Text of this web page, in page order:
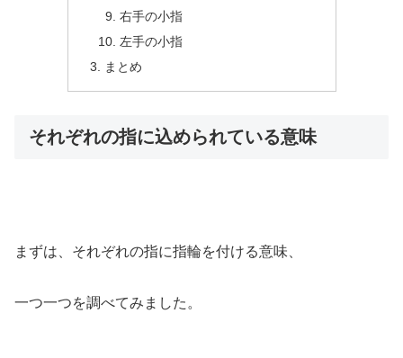
右手の小指
左手の小指
まとめ
それぞれの指に込められている意味
まずは、それぞれの指に指輪を付ける意味、
一つ一つを調べてみました。